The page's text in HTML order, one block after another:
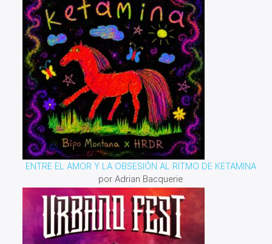
ENTRE EL AMOR Y LA OBSESIÓN AL RITMO DE KETAMINA
por Adrian Bacquerie